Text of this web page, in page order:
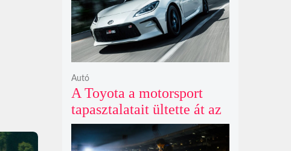
A Toyota a motorsport
tapasztalatait ültette át az
új GR86 vezethetőségébe
és biztonságába
Autó